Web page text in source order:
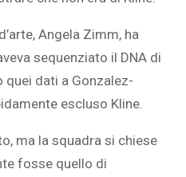
Angela Zimm, ha
sequenziato il DNA di
quei dati a Gonzalez-
escluso Kline.
ma la squadra si chiese
fosse quello di